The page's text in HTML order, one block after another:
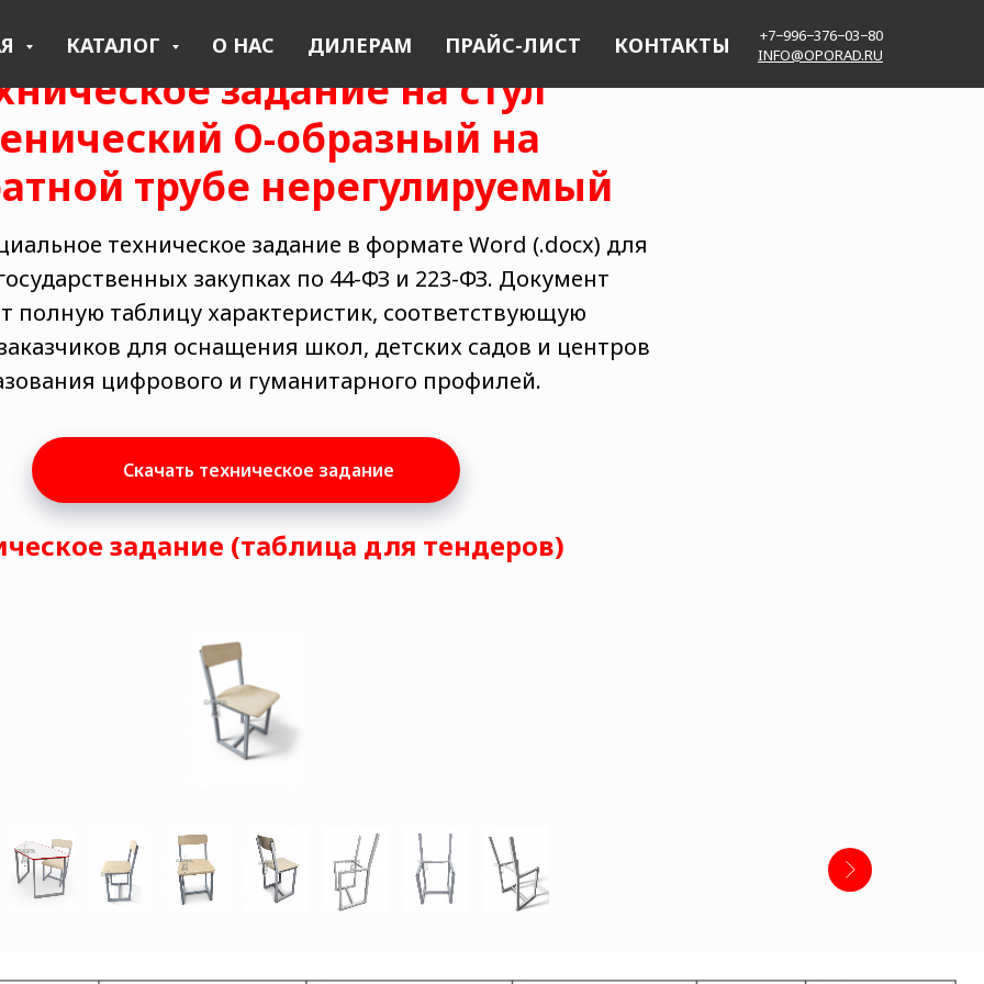
КАТАЛОГ О НАС ДИЛЕРАМ ПРАЙС-ЛИСТ КОНТАКТЫ
+7−996−376−03−80
INFO@OPORAD.RU
задание на стул
О-образный на
трубе нерегулируемый
техническое задание в формате Word (.docx) для
закупках по 44-ФЗ и 223-ФЗ. Документ
полную таблицу характеристик, соответствующую
для оснащения школ, детских садов и центров
цифрового и гуманитарного профилей.
Скачать техническое задание
задание (таблица для тендеров)